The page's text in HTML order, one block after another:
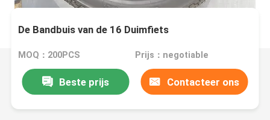
De Bandbuis van de 16 Duimfiets
MOQ：200PCS Prijs：negotiable
Beste prijs Contacteer ons